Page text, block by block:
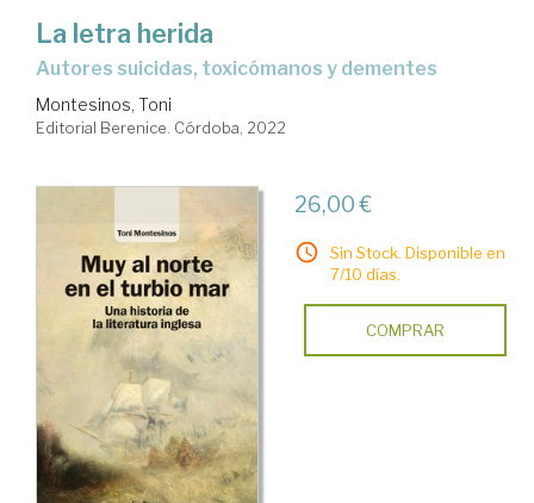
La letra herida
autores suicidas, toxicómanos y dementes
Montesinos, Toni
Editorial Berenice. Córdoba, 2022
26,00 €
Sin Stock. Disponible en
7/10 días.
COMPRAR